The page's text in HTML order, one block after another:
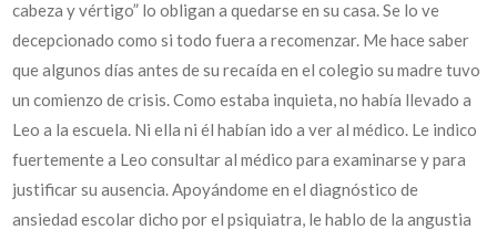
cabeza y vértigo” lo obligan a quedarse en su casa. Se lo ve
decepcionado como si todo fuera a recomenzar. Me hace saber
que algunos días antes de su recaída en el colegio su madre tuvo
un comienzo de crisis. Como estaba inquieta, no había llevado a
Leo a la escuela. Ni ella ni él habían ido a ver al médico. Le indico
fuertemente a Leo consultar al médico para examinarse y para
justificar su ausencia. Apoyándome en el diagnóstico de
ansiedad escolar dicho por el psiquiatra, le hablo de la angustia